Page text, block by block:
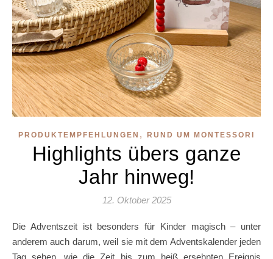
PRODUKTEMPFEHLUNGEN , RUND UM MONTESSORI
Highlights übers ganze
Jahr hinweg!
12. Oktober 2025
Die Adventszeit ist besonders für Kinder magisch – unter
anderem auch darum, weil sie mit dem Adventskalender jeden
Tag sehen, wie die Zeit bis zum heiß ersehnten Ereignis